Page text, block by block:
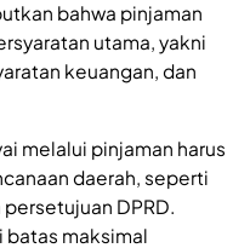
bahwa pinjaman
utama, yakni
keuangan, dan
melalui pinjaman harus
daerah, seperti
DPRD.
batas maksimal